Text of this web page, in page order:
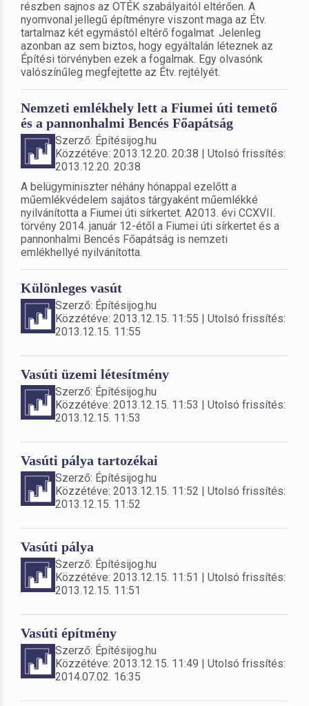
részben sajnos az OTÉK szabályaitól eltérően. A
nyomvonal jellegű építményre viszont maga az Étv.
tartalmaz két egymástól eltérő fogalmat. Jelenleg
azonban az sem biztos, hogy egyáltalán léteznek az
Építési törvényben ezek a fogalmak. Egy olvasónk
valószínűleg megfejtette az Étv. rejtélyét.
Nemzeti emlékhely lett a Fiumei úti temető
és a pannonhalmi Bencés Főapátság
Szerző: Építésijog.hu
Közzétéve: 2013.12.20. 20:38 | Utolsó frissítés:
2013.12.20. 20:38
A belügyminiszter néhány hónappal ezelőtt a
műemlékvédelem sajátos tárgyaként műemlékké
nyilvánította a Fiumei úti sírkertet. A2013. évi CCXVII.
törvény 2014. január 12-étől a Fiumei úti sírkertet és a
pannonhalmi Bencés Főapátság is nemzeti
emlékhellyé nyilvánította.
Különleges vasút
Szerző: Építésijog.hu
Közzétéve: 2013.12.15. 11:55 | Utolsó frissítés:
2013.12.15. 11:55
Vasúti üzemi létesítmény
Szerző: Építésijog.hu
Közzétéve: 2013.12.15. 11:53 | Utolsó frissítés:
2013.12.15. 11:53
Vasúti pálya tartozékai
Szerző: Építésijog.hu
Közzétéve: 2013.12.15. 11:52 | Utolsó frissítés:
2013.12.15. 11:52
Vasúti pálya
Szerző: Építésijog.hu
Közzétéve: 2013.12.15. 11:51 | Utolsó frissítés:
2013.12.15. 11:51
Vasúti építmény
Szerző: Építésijog.hu
Közzétéve: 2013.12.15. 11:49 | Utolsó frissítés:
2014.07.02. 16:35